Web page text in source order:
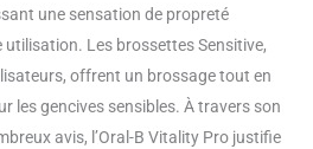
brossage : Modes Propreté,
Douceur et Douceur Plus
incroyablement douce produit 2:
La brossette ronde d’inspiration
professionnelle entoure chaque
une sensation de propreté
Les brossettes Sensitive,
offrent un brossage tout en
les gencives sensibles. À travers son
avis, l’Oral-B Vitality Pro justifie